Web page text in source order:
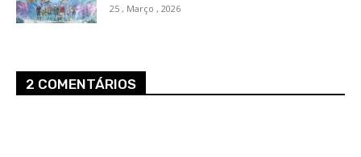
25 , Março , 2026
2 COMENTÁRIOS